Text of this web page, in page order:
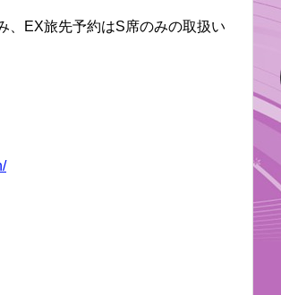
、EX旅先予約はS席のみの取扱い